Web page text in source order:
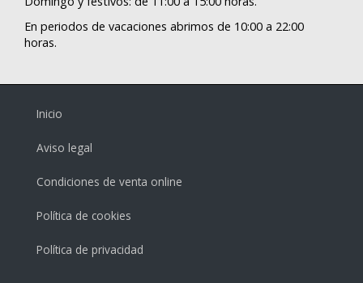
En periodos de vacaciones abrimos de 10:00 a 22:00
horas.
Inicio
Aviso legal
Condiciones de venta online
Política de cookies
Política de privacidad